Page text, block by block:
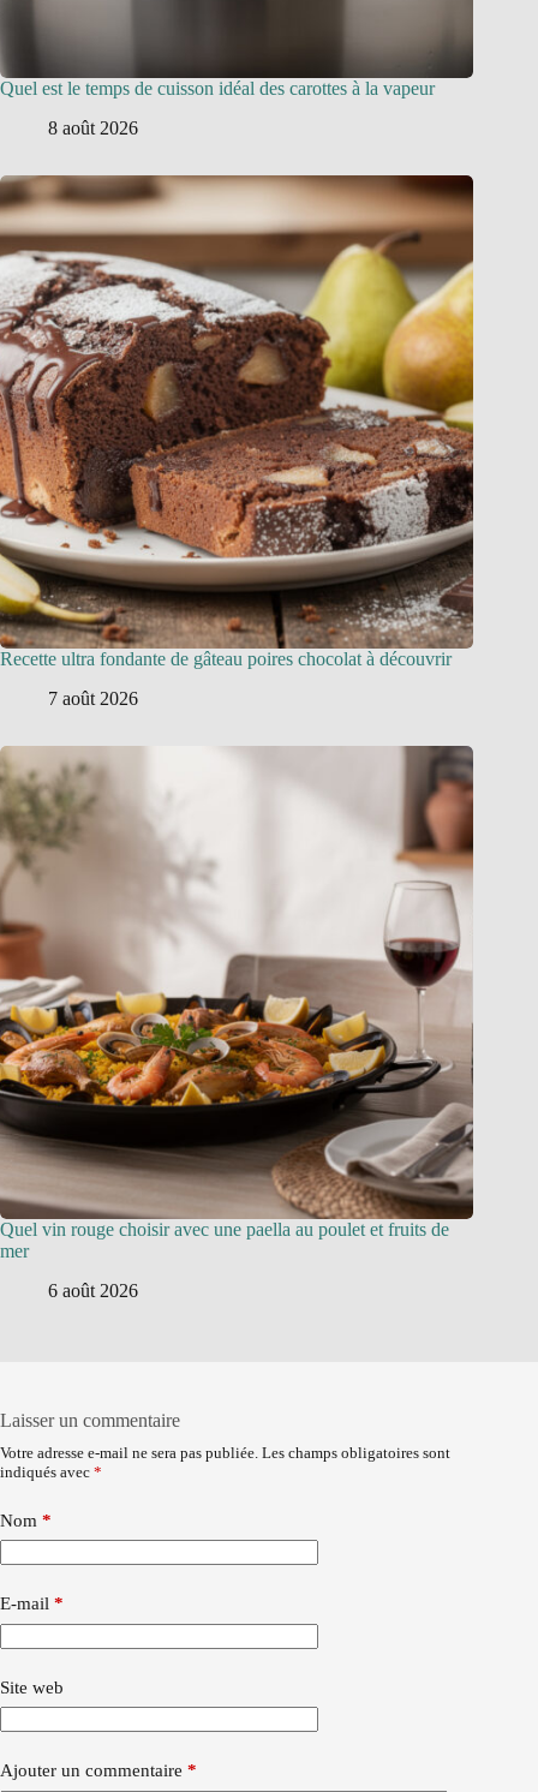
Quel est le temps de cuisson idéal des carottes à la vapeur
8 août 2026
Recette ultra fondante de gâteau poires chocolat à découvrir
7 août 2026
Quel vin rouge choisir avec une paella au poulet et fruits de
mer
6 août 2026
Laisser un commentaire
Votre adresse e-mail ne sera pas publiée. Les champs obligatoires sont
indiqués avec *
Nom *
E-mail *
Site web
Ajouter un commentaire *